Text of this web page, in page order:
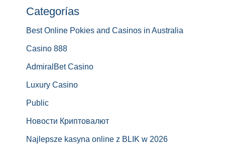
Categorías
Best Online Pokies and Casinos in Australia
Casino 888
AdmiralBet Casino
Luxury Casino
Public
Новости Криптовалют
Najlepsze kasyna online z BLIK w 2026